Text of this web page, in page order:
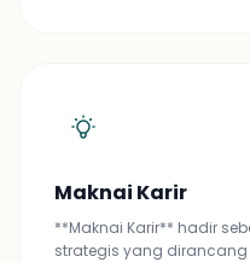
Maknai Karir
**Maknai Karir** hadir
strategis yang dirancang